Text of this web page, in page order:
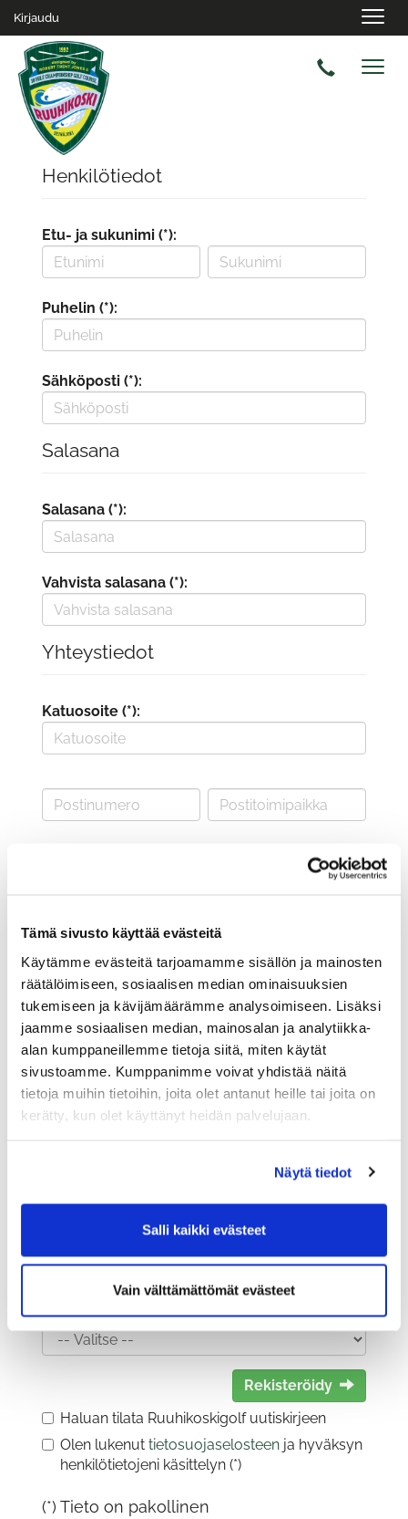
Tämä sivusto käyttää evästeitä
Käytämme evästeitä tarjoamamme sisällön ja mainosten
räätälöimiseen, sosiaalisen median ominaisuuksien
tukemiseen ja kävijämäärämme analysoimiseen. Lisäksi
jaamme sosiaalisen median, mainosalan ja analytiikka-
alan kumppaneillemme tietoja siitä, miten käytät
sivustoamme. Kumppanimme voivat yhdistää näitä
tietoja muihin tietoihin, joita olet antanut heille tai joita on
kerätty, kun olet käyttänyt heidän palvelujaan.
Näytä tiedot
Salli kaikki evästeet
Vain välttämättömät evästeet
Kirjaudu
Henkilötiedot
Etu- ja sukunimi (*):
Puhelin (*):
Sähköposti (*):
Salasana
Salasana (*):
Vahvista salasana (*):
Yhteystiedot
Katuosoite (*):
Valitse seura:
Jäsennumero:
Lisätiedot
Sukupuoli:
Rekisteröidy
Haluan tilata Ruuhikoskigolf uutiskirjeen
Olen lukenut tietosuojaselosteen ja hyväksyn
henkilötietojeni käsittelyn (*)
(*) Tieto on pakollinen